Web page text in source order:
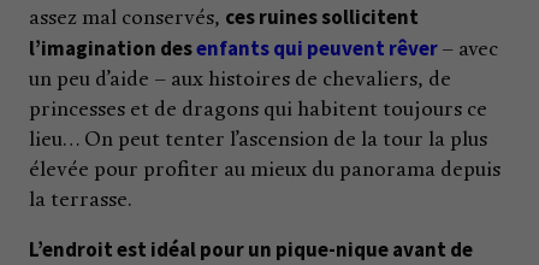
assez mal conservés, ces ruines sollicitent
l’imagination desenfants qui peuvent rêver – avec
un peu d’aide – aux histoires de chevaliers, de
princesses et de dragons qui habitent toujours ce
lieu… On peut tenter l’ascension de la tour la plus
élevée pour profiter au mieux du panorama depuis
la terrasse.
L’endroit est idéal pour un pique-nique avant de